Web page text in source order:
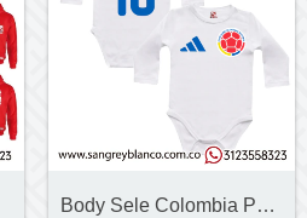
Body Sele Colombia Personalizado